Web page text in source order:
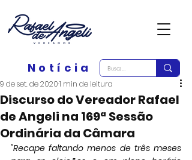
Notícia
Discurso do Vereador Rafael
de Angeli na 169ª Sessão
Ordinária da Câmara
9 de set. de 20201 min de leitura
"Recape faltando menos de três meses